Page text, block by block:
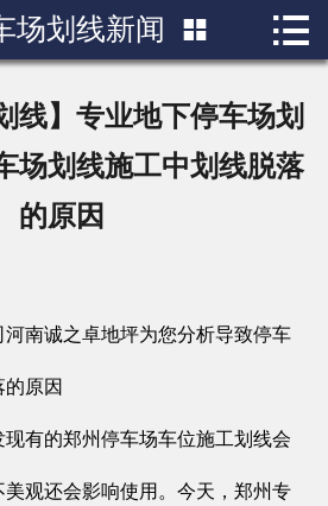
 首页
产品展示
行业知识
场划线新闻  
线】专业地下停车场划
场划线施工中划线脱落
的原因
南诚之卓地坪为您分析导致停车
的原因
有的郑州停车场车位施工划线会
观还会影响使用。今天，郑州专